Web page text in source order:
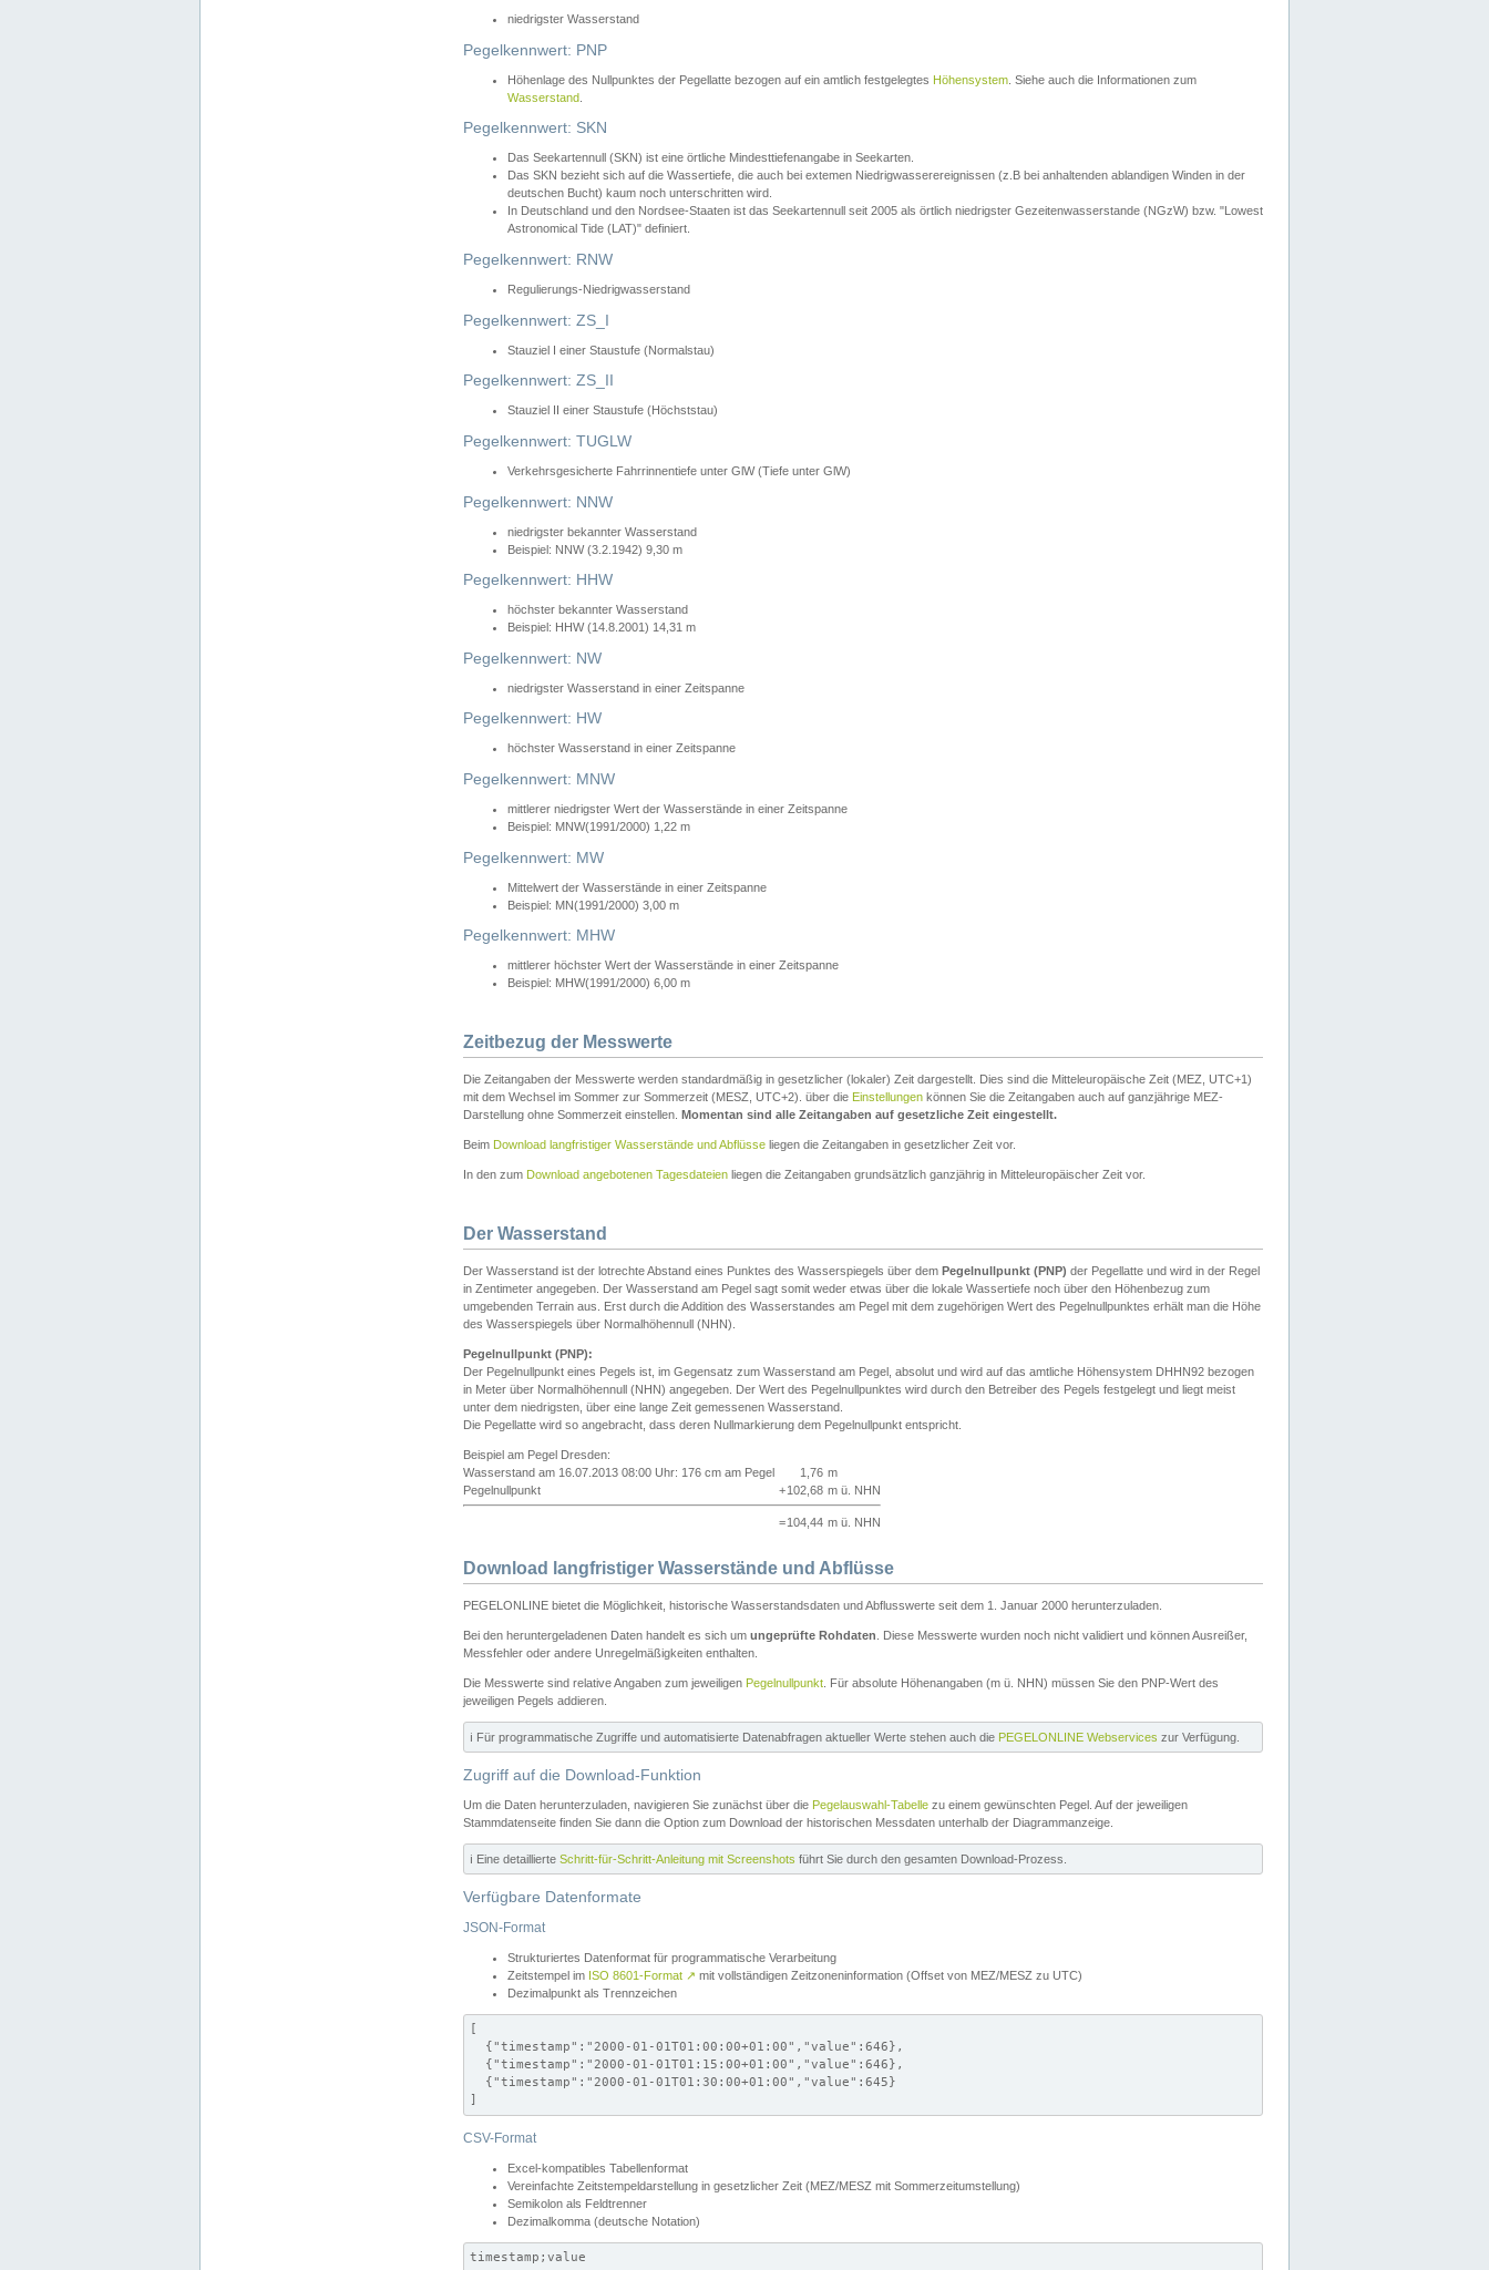
niedrigster Wasserstand
Pegelkennwert: PNP
Höhenlage des Nullpunktes der Pegellatte bezogen auf ein amtlich festgelegtes Höhensystem . Siehe auch die Informationen zum
Wasserstand
Pegelkennwert: SKN
Das Seekartennull (SKN) ist eine örtliche Mindesttiefenangabe in Seekarten.
Das SKN bezieht sich auf die Wassertiefe, die auch bei extemen Niedrigwasserereignissen (z.B bei anhaltenden ablandigen Winden in der
deutschen Bucht) kaum noch unterschritten wird.
In Deutschland und den Nordsee-Staaten ist das Seekartennull seit 2005 als örtlich niedrigster Gezeitenwasserstande (NGzW) bzw. "Lowest
Astronomical Tide (LAT)" definiert.
Pegelkennwert: RNW
Regulierungs-Niedrigwasserstand
Pegelkennwert: ZS_I
Stauziel I einer Staustufe (Normalstau)
Pegelkennwert: ZS_II
Stauziel II einer Staustufe (Höchststau)
Pegelkennwert: TUGLW
Verkehrsgesicherte Fahrrinnentiefe unter GlW (Tiefe unter GlW)
Pegelkennwert: NNW
niedrigster bekannter Wasserstand
Beispiel: NNW (3.2.1942) 9,30 m
Pegelkennwert: HHW
höchster bekannter Wasserstand
Beispiel: HHW (14.8.2001) 14,31 m
Pegelkennwert: NW
niedrigster Wasserstand in einer Zeitspanne
Pegelkennwert: HW
höchster Wasserstand in einer Zeitspanne
Pegelkennwert: MNW
mittlerer niedrigster Wert der Wasserstände in einer Zeitspanne
Beispiel: MNW(1991/2000) 1,22 m
Pegelkennwert: MW
Mittelwert der Wasserstände in einer Zeitspanne
Beispiel: MN(1991/2000) 3,00 m
Pegelkennwert: MHW
mittlerer höchster Wert der Wasserstände in einer Zeitspanne
Beispiel: MHW(1991/2000) 6,00 m
Zeitbezug der Messwerte
Die Zeitangaben der Messwerte werden standardmäßig in gesetzlicher (lokaler) Zeit dargestellt. Dies sind die Mitteleuropäische Zeit (MEZ, UTC+1)
mit dem Wechsel im Sommer zur Sommerzeit (MESZ, UTC+2). über die Einstellungen können Sie die Zeitangaben auch auf ganzjährige MEZ-
Darstellung ohne Sommerzeit einstellen. Momentan sind alle Zeitangaben auf gesetzliche Zeit eingestellt.
Beim Download langfristiger Wasserstände und Abflüsse liegen die Zeitangaben in gesetzlicher Zeit vor.
In den zum Download angebotenen Tagesdateien liegen die Zeitangaben grundsätzlich ganzjährig in Mitteleuropäischer Zeit vor.
Der Wasserstand
Der Wasserstand ist der lotrechte Abstand eines Punktes des Wasserspiegels über dem Pegelnullpunkt (PNP) der Pegellatte und wird in der Regel
in Zentimeter angegeben. Der Wasserstand am Pegel sagt somit weder etwas über die lokale Wassertiefe noch über den Höhenbezug zum
umgebenden Terrain aus. Erst durch die Addition des Wasserstandes am Pegel mit dem zugehörigen Wert des Pegelnullpunktes erhält man die Höhe
des Wasserspiegels über Normalhöhennull (NHN).
Pegelnullpunkt (PNP):
Der Pegelnullpunkt eines Pegels ist, im Gegensatz zum Wasserstand am Pegel, absolut und wird auf das amtliche Höhensystem DHHN92 bezogen
in Meter über Normalhöhennull (NHN) angegeben. Der Wert des Pegelnullpunktes wird durch den Betreiber des Pegels festgelegt und liegt meist
unter dem niedrigsten, über eine lange Zeit gemessenen Wasserstand.
Die Pegellatte wird so angebracht, dass deren Nullmarkierung dem Pegelnullpunkt entspricht.
Beispiel am Pegel Dresden:
Wasserstand am 16.07.2013 08:00 Uhr: 176 cm am Pegel
1,76 m
Pegelnullpunkt
+102,68 m ü. NHN
=104,44 m ü. NHN
Download langfristiger Wasserstände und Abflüsse
PEGELONLINE bietet die Möglichkeit, historische Wasserstandsdaten und Abflusswerte seit dem 1. Januar 2000 herunterzuladen.
Bei den heruntergeladenen Daten handelt es sich um ungeprüfte Rohdaten . Diese Messwerte wurden noch nicht validiert und können Ausreißer,
Messfehler oder andere Unregelmäßigkeiten enthalten.
Die Messwerte sind relative Angaben zum jeweiligen Pegelnullpunkt . Für absolute Höhenangaben (m ü. NHN) müssen Sie den PNP-Wert des
jeweiligen Pegels addieren.
ℹ️ Für programmatische Zugriffe und automatisierte Datenabfragen aktueller Werte stehen auch die PEGELONLINE Webservices zur Verfügung.
Zugriff auf die Download-Funktion
Um die Daten herunterzuladen, navigieren Sie zunächst über die Pegelauswahl-Tabelle zu einem gewünschten Pegel. Auf der jeweiligen
Stammdatenseite finden Sie dann die Option zum Download der historischen Messdaten unterhalb der Diagrammanzeige.
ℹ️ Eine detaillierte Schritt-für-Schritt-Anleitung mit Screenshots führt Sie durch den gesamten Download-Prozess.
Verfügbare Datenformate
JSON-Format
Strukturiertes Datenformat für programmatische Verarbeitung
Zeitstempel im ISO 8601-Format ↗ mit vollständigen Zeitzoneninformation (Offset von MEZ/MESZ zu UTC)
Dezimalpunkt als Trennzeichen
[
  {"timestamp":"2000-01-01T01:00:00+01:00","value":646},
  {"timestamp":"2000-01-01T01:15:00+01:00","value":646},
  {"timestamp":"2000-01-01T01:30:00+01:00","value":645}
]
CSV-Format
Excel-kompatibles Tabellenformat
Vereinfachte Zeitstempeldarstellung in gesetzlicher Zeit (MEZ/MESZ mit Sommerzeitumstellung)
Semikolon als Feldtrenner
Dezimalkomma (deutsche Notation)
timestamp;value